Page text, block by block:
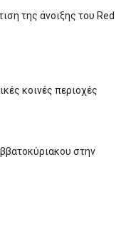
της άνοιξης του Red
κοινές περιοχές
στην